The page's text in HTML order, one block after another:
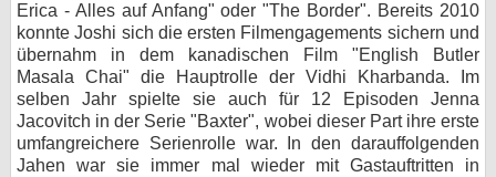
Erica - Alles auf Anfang" oder "The Border". Bereits 2010
konnte Joshi sich die ersten Filmengagements sichern und
übernahm in dem kanadischen Film "English Butler
Masala Chai" die Hauptrolle der Vidhi Kharbanda. Im
selben Jahr spielte sie auch für 12 Episoden Jenna
Jacovitch in der Serie "Baxter", wobei dieser Part ihre erste
umfangreichere Serienrolle war. In den darauffolgenden
Jahen war sie immer mal wieder mit Gastauftritten in
SERVICE
Gewinnspiele
Forum
bei X